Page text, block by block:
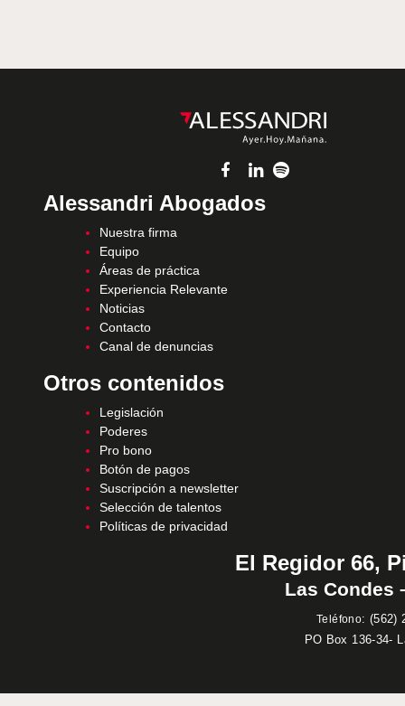
Alessandri Abogados
Nuestra firma
Equipo
Áreas de práctica
Experiencia Relevante
Noticias
Contacto
Canal de denuncias
Otros contenidos
Legislación
Poderes
Pro bono
Botón de pagos
Suscripción a newsletter
Selección de talentos
Políticas de privacidad
El Regidor 66,
Las Condes
Teléfono: (562)
PO Box 136-34-